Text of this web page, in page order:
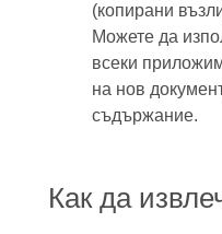
(копирани
Можете да
всеки
на нов
съдържание.
Как да